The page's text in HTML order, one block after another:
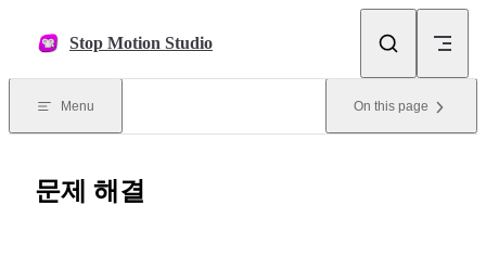
Stop Motion Studio
Menu On this page
문제 해결